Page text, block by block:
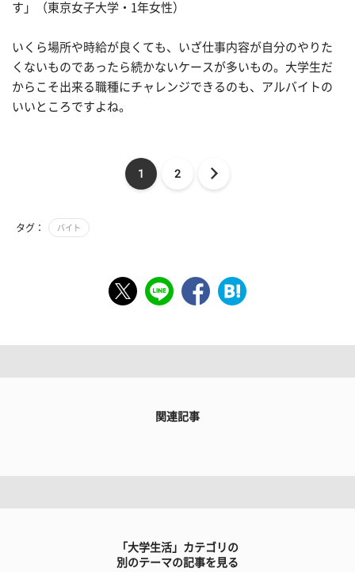
す」（東京女子大学・1年女性）
いくら場所や時給が良くても、いざ仕事内容が自分のやりた
くないものであったら続かないケースが多いもの。大学生だ
からこそ出来る職種にチャレンジできるのも、アルバイトの
いいところですよね。
1 2
タグ： バイト
関連記事
「大学生活」カテゴリの
別のテーマの記事を見る